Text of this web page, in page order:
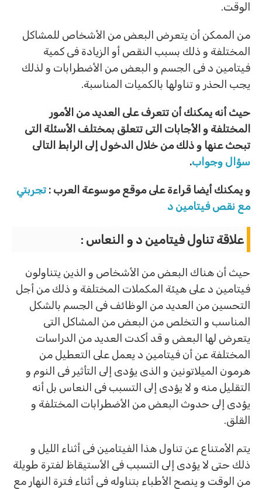
الوقت.
من الممكن أن يتعرض البعض من الأشخاص للمشاكل
المختلفة و ذلك بسبب النقص أو الزيادة فى كمية
فيتامين د فى الجسم و البعض من الأضطرابات و لذلك
يجب الحذر و تناولها بالكميات المناسبة.
حيث أنه يمكنك أن تتعرف على العديد من الأمور
المختلفة و الأجابات التى تتعلق بمختلف الأسئلة التى
تبحث عنها و ذلك من خلال الدخول إلى الرابط التالى
سؤال وجواب.
و يمكنك أيضا قراءة على موقع موسوعة العرب : تجربتي
مع نقص فيتامين د
علاقة تناول فيتامين د و النعاس :
حيث أن هناك البعض من الأشخاص و الذين يتناولون
فيتامين د على هيئة المكملات المختلفة و ذلك من أجل
التحسين من العديد من الوظائف فى الجسم بالشكل
المناسب و التخلص من البعض من المشاكل التى
يتعرض لها البعض و قد أكدت العديد من الدراسات
المختلفة عن أن فيتامين د يعمل على التعطيل من
هرمون الميلاتونين و الذى يؤدى إلى التأثير فى النوم و
التقليل منه و لا يؤدى إلى التسبب فى النعاس بل أنه
يؤدى إلى حدوث البعض من الأضطرابات المختلفة و
القلق.
يتم الأمتناع عن تناول هذا الفيتامين فى أثناء الليل و
ذلك حتى لا يؤدى إلى التسبب فى الأستيقاظ لفترة طويلة
من الوقت و ينصح الأطباء بتناوله فى أثناء فترة النهار مع